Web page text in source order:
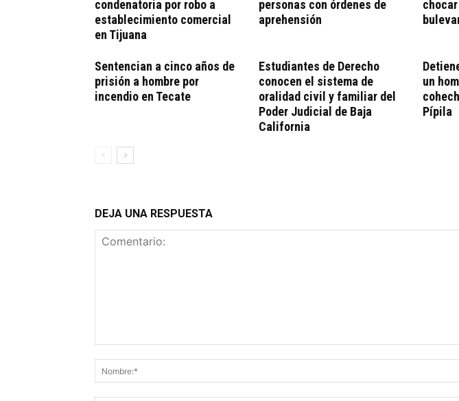
condenatoria por robo a
establecimiento comercial
en Tijuana
personas con órdenes de
aprehensión
Sentencian a cinco años de
prisión a hombre por
incendio en Tecate
Estudiantes de Derecho
conocen el sistema de
oralidad civil y familiar del
Poder Judicial de Baja
California
un
Pípila
DEJA UNA RESPUESTA